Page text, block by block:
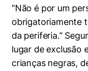
“Não é por um
obrigatoriamente
da periferia.”
lugar de exclusão
crianças negras,
Cookies estritamente
Cookies de